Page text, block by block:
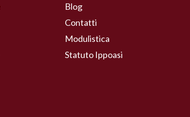
Blog
Contatti
Modulistica
Statuto Ippoasi